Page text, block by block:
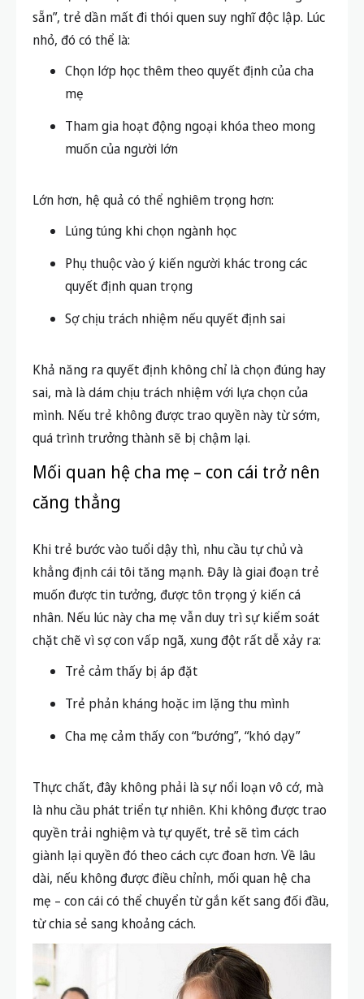
sẵn”, trẻ dần mất đi thói quen suy nghĩ độc lập. Lúc
nhỏ, đó có thể là:
Chọn lớp học thêm theo quyết định của cha
mẹ
Tham gia hoạt động ngoại khóa theo mong
muốn của người lớn
Lớn hơn, hệ quả có thể nghiêm trọng hơn:
Lúng túng khi chọn ngành học
Phụ thuộc vào ý kiến người khác trong các
quyết định quan trọng
Sợ chịu trách nhiệm nếu quyết định sai
Khả năng ra quyết định không chỉ là chọn đúng hay
sai, mà là dám chịu trách nhiệm với lựa chọn của
mình. Nếu trẻ không được trao quyền này từ sớm,
quá trình trưởng thành sẽ bị chậm lại.
Mối quan hệ cha mẹ – con cái trở nên
căng thẳng
Khi trẻ bước vào tuổi dậy thì, nhu cầu tự chủ và
khẳng định cái tôi tăng mạnh. Đây là giai đoạn trẻ
muốn được tin tưởng, được tôn trọng ý kiến cá
nhân. Nếu lúc này cha mẹ vẫn duy trì sự kiểm soát
chặt chẽ vì sợ con vấp ngã, xung đột rất dễ xảy ra:
Trẻ cảm thấy bị áp đặt
Trẻ phản kháng hoặc im lặng thu mình
Cha mẹ cảm thấy con “bướng”, “khó dạy”
Thực chất, đây không phải là sự nổi loạn vô cớ, mà
là nhu cầu phát triển tự nhiên. Khi không được trao
quyền trải nghiệm và tự quyết, trẻ sẽ tìm cách
giành lại quyền đó theo cách cực đoan hơn. Về lâu
dài, nếu không được điều chỉnh, mối quan hệ cha
mẹ – con cái có thể chuyển từ gắn kết sang đối đầu,
từ chia sẻ sang khoảng cách.